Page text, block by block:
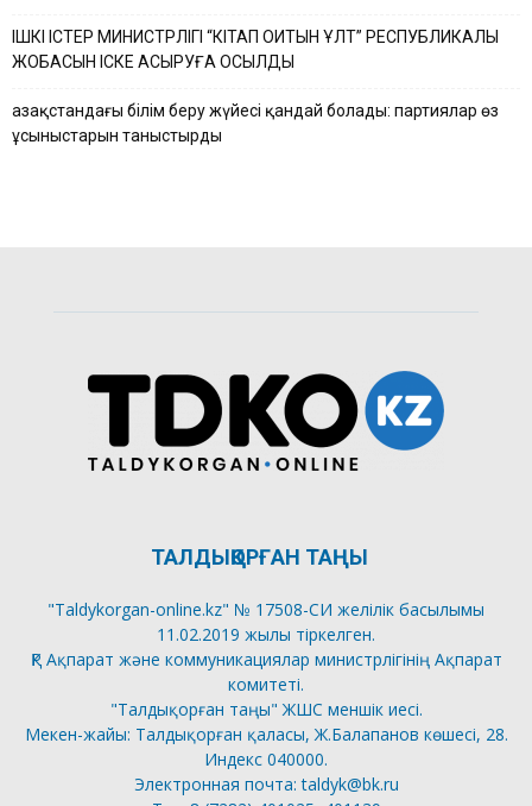
ІШКІ ІСТЕР МИНИСТРЛІГІ “КІТАП ОҚИТЫН ҰЛТ” РЕСПУБЛИКАЛЫҚ
ЖОБАСЫН ІСКЕ АСЫРУҒА ҚОСЫЛДЫ
Қазақстандағы білім беру жүйесі қандай болады: партиялар өз
ұсыныстарын таныстырды
ТАЛДЫҚОРҒАН ТАҢЫ
"Taldykorgan-online.kz" № 17508-СИ желілік басылымы
11.02.2019 жылы тіркелген.
ҚР Ақпарат және коммуникациялар министрлігінің Ақпарат
комитеті.
"Талдықорған таңы" ЖШС меншік иесі.
Мекен-жайы: Талдықорған қаласы, Ж.Балапанов көшесі, 28.
Индекс 040000.
Электронная почта: taldyk@bk.ru